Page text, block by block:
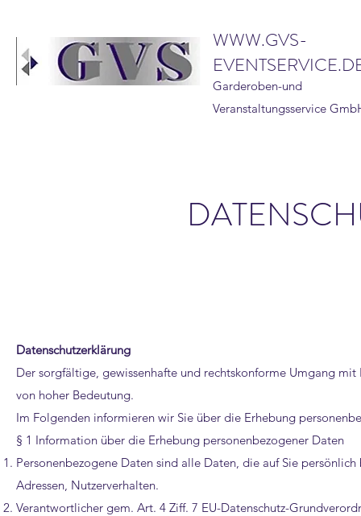
WWW.GVS-
Garderoben-und
Veranstaltungsservice
Datenschutzerklärung
Der sorgfältige, gewissenhafte und rechtskonforme Umgang
von hoher Bedeutung.
Im Folgenden informieren wir Sie über die Erhebung
§ 1 Information über die Erhebung personenbezogener Daten
Personenbezogene Daten sind alle Daten, die auf Sie
Adressen, Nutzerverhalten.
Verantwortlicher gem. Art. 4 Ziff. 7 EU-Datenschutz-